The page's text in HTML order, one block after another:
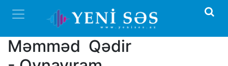
Məmməd Qədir